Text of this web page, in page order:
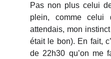
Pas non plus celui
plein, comme celui
attendais, mon
était le bon). En fait,
de 22h30 qu’on me